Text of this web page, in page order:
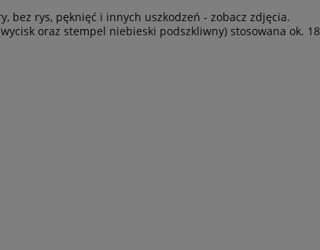
bez rys, pęknięć i innych uszkodzeń - zobacz zdjęcia.
oraz stempel niebieski podszkliwny) stosowana ok.